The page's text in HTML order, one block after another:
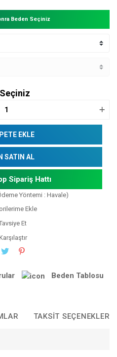
Beden Seçiniz
EKLE
SATIN AL
Sipariş Hattı
Yöntemi : Havale)
Et
Beden Tablosu
TAKSIT SEÇENEKLERI